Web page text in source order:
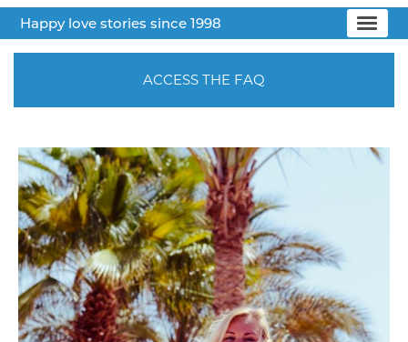
Happy love stories since 1998
ACCESS THE FAQ